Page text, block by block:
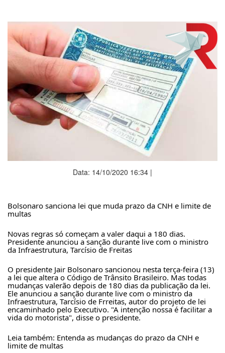
Data: 14/10/2020 16:34 |
Bolsonaro sanciona lei que muda prazo da CNH e limite de
multas
Novas regras só começam a valer daqui a 180 dias.
Presidente anunciou a sanção durante live com o ministro
da Infraestrutura, Tarcísio de Freitas
O presidente Jair Bolsonaro sancionou nesta terça-feira (13)
a lei que altera o Código de Trânsito Brasileiro. Mas todas
mudanças valerão depois de 180 dias da publicação da lei.
Ele anunciou a sanção durante live com o ministro da
Infraestrutura, Tarcísio de Frreitas, autor do projeto de lei
encaminhado pelo Executivo. "A intenção nossa é facilitar a
vida do motorista", disse o presidente.
Leia também: Entenda as mudanças do prazo da CNH e
limite de multas